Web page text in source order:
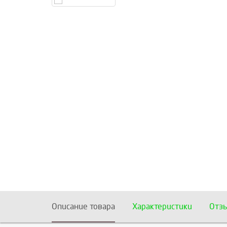
Описание товара Характеристики